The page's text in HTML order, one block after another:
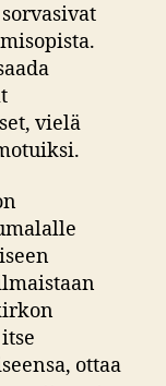
vielä
ottaa